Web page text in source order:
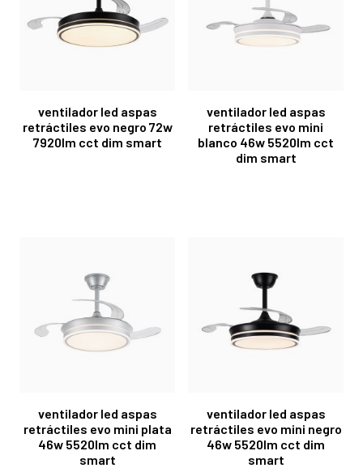
ventilador led aspas
retráctiles evo negro 72w
7920lm cct dim smart
ventilador led aspas
retráctiles evo mini
blanco 46w 5520lm cct
dim smart
ventilador led aspas
retráctiles evo mini plata
46w 5520lm cct dim
smart
ventilador led aspas
retráctiles evo mini negro
46w 5520lm cct dim
smart